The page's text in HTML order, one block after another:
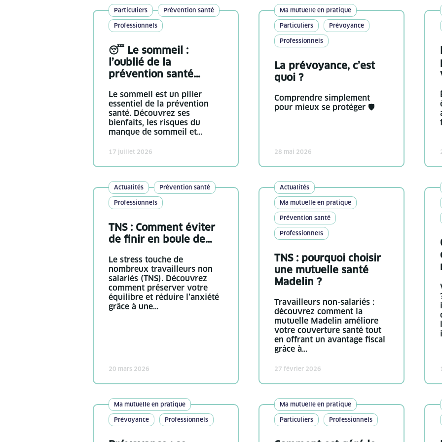
Particuliers Prévention santé
Professionnels
😴 Le sommeil :
l’oublié de la
prévention santé…
Le sommeil est un pilier
essentiel de la prévention
santé. Découvrez ses
bienfaits, les risques du
manque de sommeil et…
17 juillet 2026
Ma mutuelle en pratique
Particuliers Prévoyance
Professionnels
La prévoyance, c’est
quoi ?
Comprendre simplement
pour mieux se protéger 🛡️
28 mai 2026
Actualités Prévention santé
Professionnels
TNS : Comment éviter
de finir en boule de…
Le stress touche de
nombreux travailleurs non
salariés (TNS). Découvrez
comment préserver votre
équilibre et réduire l’anxiété
grâce à une…
20 mars 2026
Actualités
Ma mutuelle en pratique
Prévention santé
Professionnels
TNS : pourquoi choisir
une mutuelle santé
Madelin ?
Travailleurs non-salariés :
découvrez comment la
mutuelle Madelin améliore
votre couverture santé tout
en offrant un avantage fiscal
grâce à…
27 février 2026
Ma mutuelle en pratique
Prévoyance Professionnels
Ma mutuelle en pratique
Particuliers Professionnels